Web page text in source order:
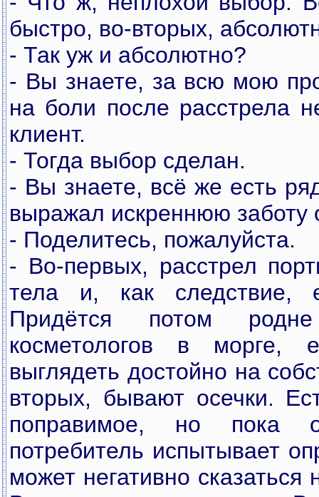
быстро, во-вторых,
- Так уж и абсолютно?
- Вы знаете, за всю мою
на боли после расстрела
клиент.
- Тогда выбор сделан.
- Вы знаете, всё же есть
выражал искреннюю заботу
- Поделитесь, пожалуйста.
- Во-первых, расстрел
тела и, как следствие,
Придётся потом
косметологов в морге,
выглядеть достойно на
вторых, бывают осечки.
поправимое, но пока
потребитель испытывает
может негативно